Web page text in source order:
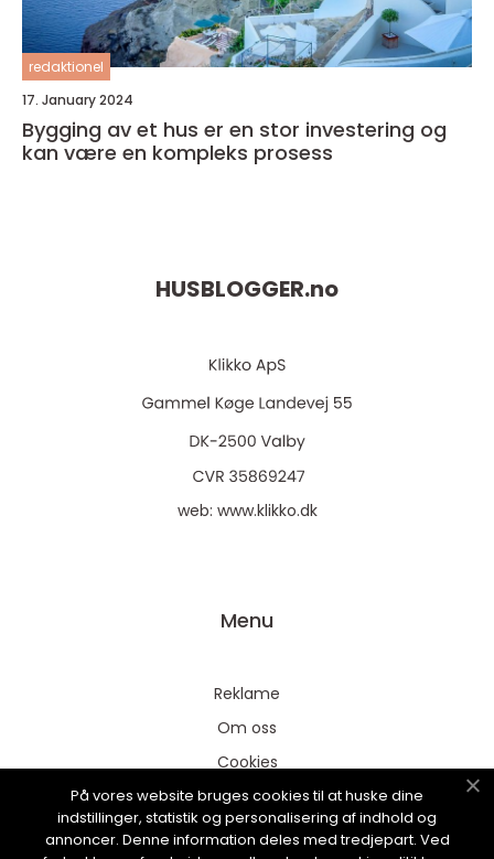
redaktionel
17. January 2024
Bygging av et hus er en stor investering og
kan være en kompleks prosess
HUSBLOGGER.no
web: www.klikko.dk
Menu
Reklame
Om oss
Cookies
Kontakt Oss
Sitemap
På vores website bruges cookies til at huske dine
indstillinger, statistik og personalisering af indhold og
annoncer. Denne information deles med tredjepart. Ved